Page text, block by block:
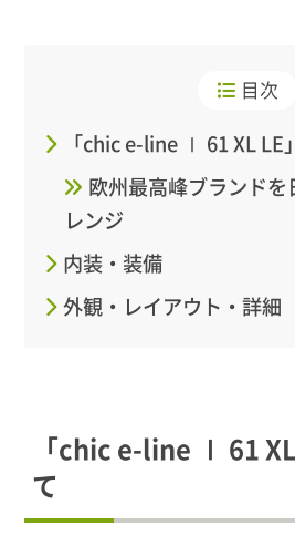
目次
「chic e-line Ⅰ 61 XL LE
欧州最高峰ブランド
レンジ
内装・装備
外観・レイアウト・詳細
「chic e-line Ⅰ 61
て